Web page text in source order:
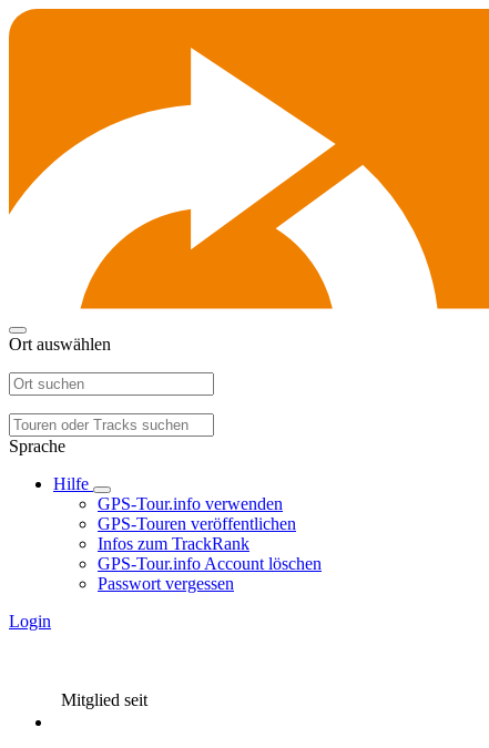
Ort auswählen
Sprache
Hilfe
GPS-Tour.info verwenden
GPS-Touren veröffentlichen
Infos zum TrackRank
GPS-Tour.info Account löschen
Passwort vergessen
Login
Mitglied seit